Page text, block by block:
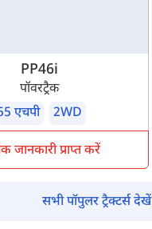
PP46i
पॉवरट्रैक
एचपी
2WD
जानकारी प्राप्त करें
सभी पॉपुलर ट्रैक्टर्स देखें